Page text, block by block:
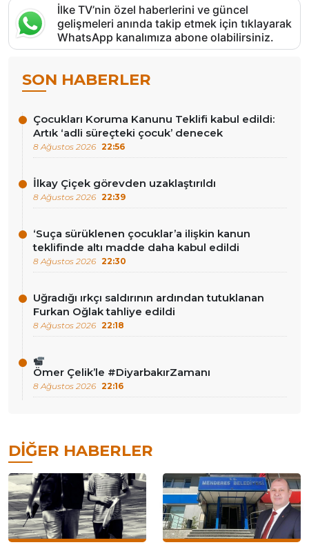
İlke TV’nin özel haberlerini ve güncel
gelişmeleri anında takip etmek için tıklayarak
WhatsApp kanalımıza abone olabilirsiniz.
SON HABERLER
Çocukları Koruma Kanunu Teklifi kabul edildi:
Artık ‘adli süreçteki çocuk’ denecek
8 Ağustos 2026 22:56
İlkay Çiçek görevden uzaklaştırıldı
8 Ağustos 2026 22:39
‘Suça sürüklenen çocuklar’a ilişkin kanun
teklifinde altı madde daha kabul edildi
8 Ağustos 2026 22:30
Uğradığı ırkçı saldırının ardından tutuklanan
Furkan Oğlak tahliye edildi
8 Ağustos 2026 22:18
Ömer Çelik’le #DiyarbakırZamanı
8 Ağustos 2026 22:16
DIĞER HABERLER